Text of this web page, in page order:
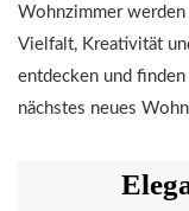
Wohnzimmer werden
Vielfalt, Kreativität
entdecken und
nächstes neues